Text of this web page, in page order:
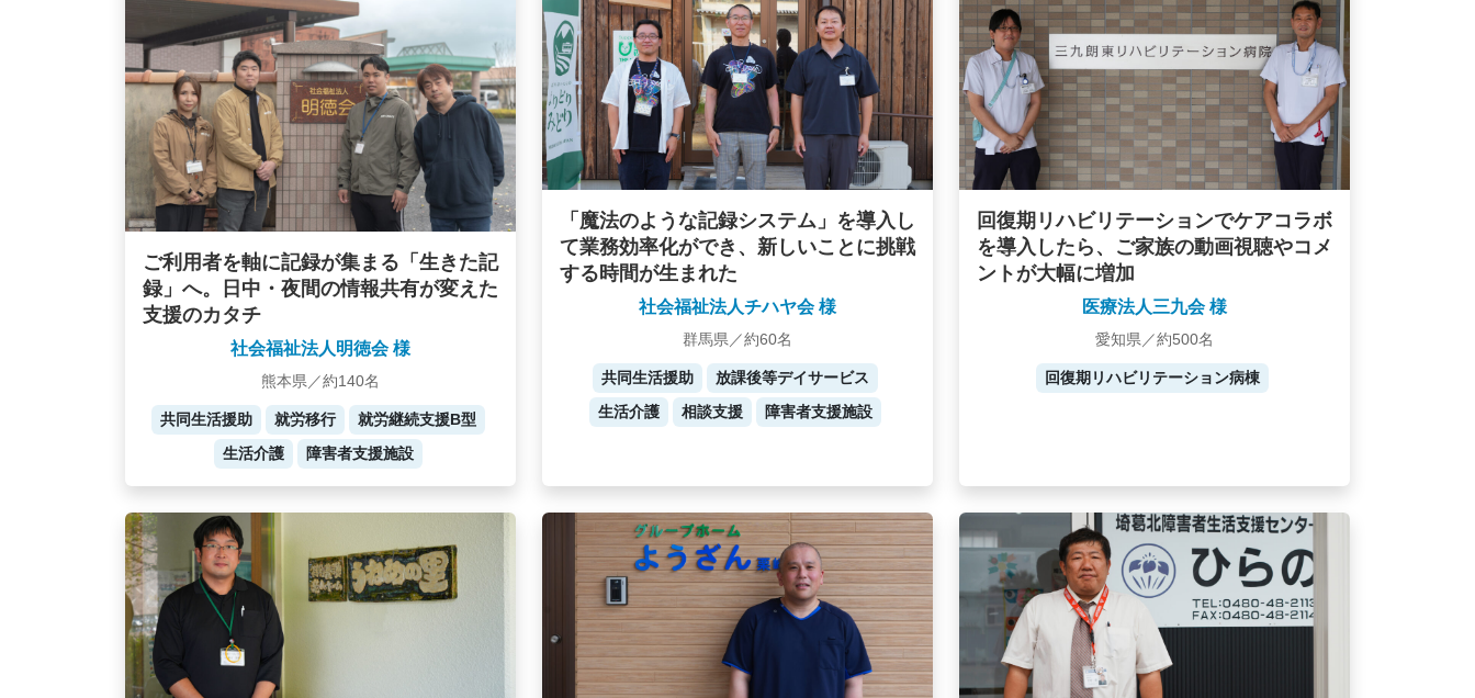
ご利用者を軸に記録が集まる「生きた記
録」へ。日中・夜間の情報共有が変えた
支援のカタチ
社会福祉法人明徳会 様
熊本県／約140名
共同生活援助 就労移行
就労継続支援B型
生活介護
障害者支援施設
「魔法のような記録システム」を導入し
て業務効率化ができ、新しいことに挑戦
する時間が生まれた
社会福祉法人チハヤ会 様
群馬県／約60名
共同生活援助
放課後等デイサービス
生活介護
相談支援 障害者支援施設
回復期リハビリテーションでケアコラボ
を導入したら、ご家族の動画視聴やコメ
ントが大幅に増加
医療法人三九会 様
愛知県／約500名
回復期リハビリテーション病棟